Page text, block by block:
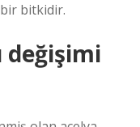
bitkidir.
değişimi